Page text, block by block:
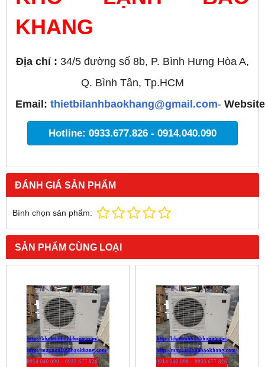
KHANG
Địa chỉ : 34/5 đường số 8b, P. Bình Hưng Hòa A,
Q. Bình Tân, Tp.HCM
Email: thietbilanhbaokhang@gmail.com-
Hotline: 0933.677.826 - 0914.040.090
ĐÁNH GIÁ SẢN PHẨM
Bình chọn sản phẩm:
SẢN PHẨM CÙNG LOẠI